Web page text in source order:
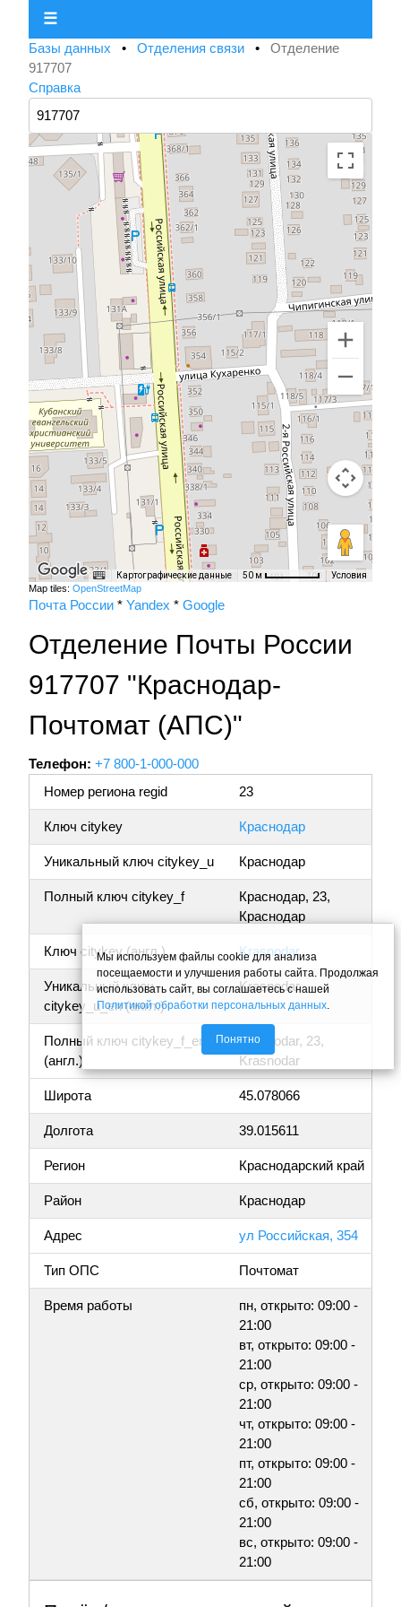
☰
Базы данных • Отделения связи • Отделение
917707
Справка
Картографические данные 50 м Условия
Map tiles: OpenStreetMap
Почта России * Yandex * Google
Отделение Почты России
917707 "Краснодар-
Почтомат (АПС)"
Телефон: +7 800-1-000-000
Номер региона regid
23
Ключ citykey Краснодар
Уникальный ключ citykey_u Краснодар
Полный ключ citykey_f
Краснодар, 23,
Краснодар
Ключ citykey (англ.) Krasnodar
Уникальный ключ
citykey_u_en (англ.)
Krasnodar
Полный ключ citykey_f_en
(англ.)
Krasnodar, 23,
Krasnodar
Широта 45.078066
Долгота 39.015611
Регион Краснодарский край
Район Краснодар
Адрес ул Российская, 354
Тип ОПС Почтомат
Время работы
пн, открыто: 09:00 -
21:00
вт, открыто: 09:00 -
21:00
ср, открыто: 09:00 -
21:00
чт, открыто: 09:00 -
21:00
пт, открыто: 09:00 -
21:00
сб, открыто: 09:00 -
21:00
вс, открыто: 09:00 -
21:00
Мы используем файлы cookie для анализа
посещаемости и улучшения работы сайта. Продолжая
использовать сайт, вы соглашаетесь с нашей
Политикой обработки персональных данных.
Понятно